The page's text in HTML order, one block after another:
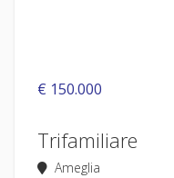
€ 150.000
Trifamiliare
Ameglia